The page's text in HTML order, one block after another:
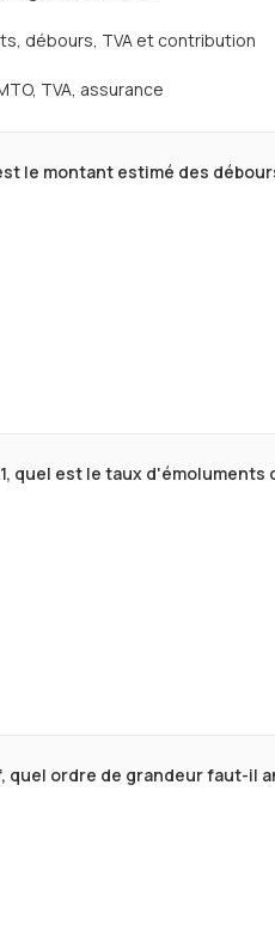
débours, TVA et contribution
TVA, assurance
le montant estimé des
quel est le taux
quel ordre de grandeur faut-il